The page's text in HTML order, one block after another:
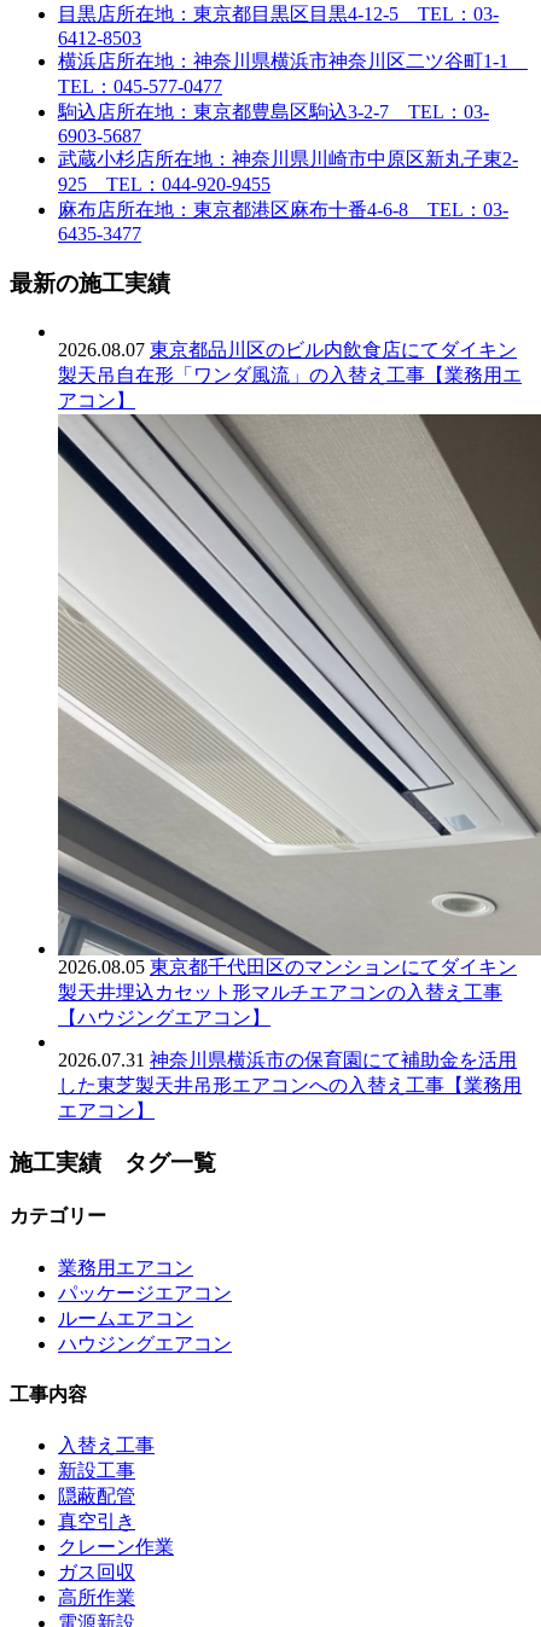
目黒店所在地：東京都目黒区目黒4-12-5 TEL：03-
6412-8503
横浜店所在地：神奈川県横浜市神奈川区二ツ谷町1-1
TEL：045-577-0477
駒込店所在地：東京都豊島区駒込3-2-7 TEL：03-
6903-5687
武蔵小杉店所在地：神奈川県川崎市中原区新丸子東2-
925 TEL：044-920-9455
麻布店所在地：東京都港区麻布十番4-6-8 TEL：03-
6435-3477
最新の施工実績
2026.08.07 東京都品川区のビル内飲食店にてダイキン
製天吊自在形「ワンダ風流」の入替え工事【業務用エ
アコン】
2026.08.05 東京都千代田区のマンションにてダイキン
製天井埋込カセット形マルチエアコンの入替え工事
【ハウジングエアコン】
2026.07.31 神奈川県横浜市の保育園にて補助金を活用
した東芝製天井吊形エアコンへの入替え工事【業務用
エアコン】
施工実績 タグ一覧
カテゴリー
業務用エアコン
パッケージエアコン
ルームエアコン
ハウジングエアコン
工事内容
入替え工事
新設工事
隠蔽配管
真空引き
クレーン作業
ガス回収
高所作業